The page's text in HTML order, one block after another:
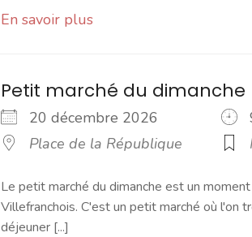
En savoir plus
Petit marché du dimanche
20 décembre 2026
Place de la République
Le petit marché du dimanche est un
Villefranchois. C'est un petit marché où l'on
déjeuner [...]